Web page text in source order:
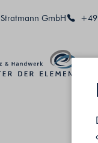
Stratmann GmbH